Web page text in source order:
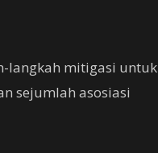
langkah mitigasi untuk
sejumlah asosiasi